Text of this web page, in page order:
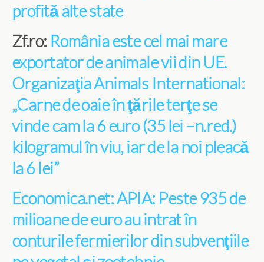
profită alte state
Zf.ro: România este cel mai mare
exportator de animale vii din UE.
Organizaţia Animals International:
„Carne de oaie în ţările terţe se
vinde cam la 6 euro (35 lei –n.red.)
kilogramul în viu, iar de la noi pleacă
la 6 lei”
Economica.net: APIA: Peste 935 de
milioane de euro au intrat în
conturile fermierilor din subvenţiile